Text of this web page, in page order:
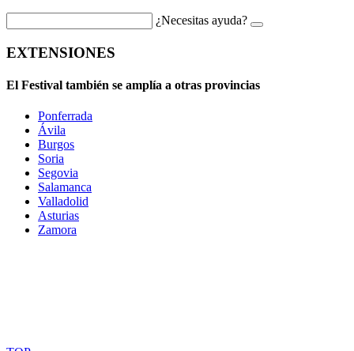
¿Necesitas ayuda?
EXTENSIONES
El Festival también se amplía a otras provincias
Ponferrada
Ávila
Burgos
Soria
Segovia
Salamanca
Valladolid
Asturias
Zamora